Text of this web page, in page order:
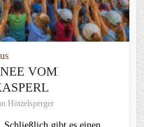
VOM
Hötzelsperger